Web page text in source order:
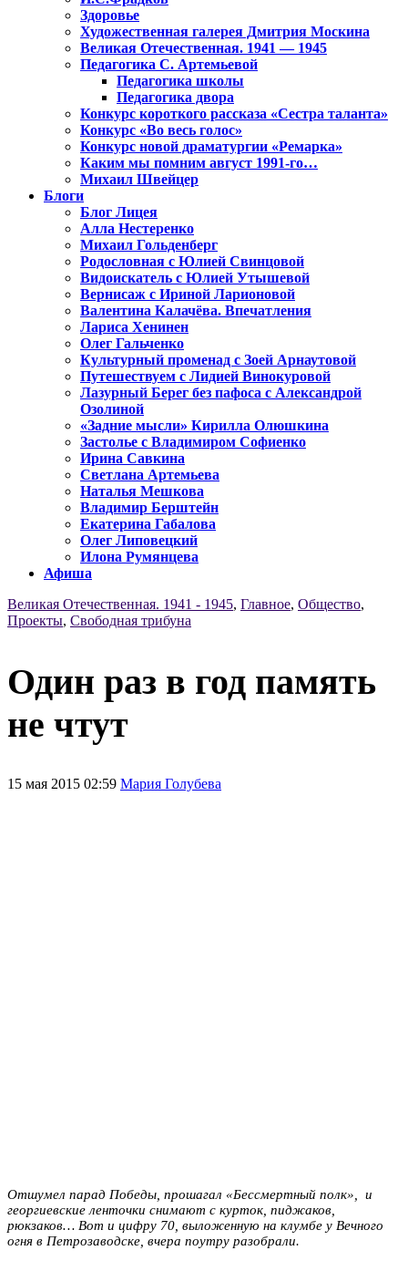
Здоровье
Художественная галерея Дмитрия Москина
Великая Отечественная. 1941 — 1945
Педагогика С. Артемьевой
Педагогика школы
Педагогика двора
Конкурс короткого рассказа «Сестра таланта»
Конкурс «Во весь голос»
Конкурс новой драматургии «Ремарка»
Каким мы помним август 1991-го…
Михаил Швейцер
Блоги
Блог Лицея
Алла Нестеренко
Михаил Гольденберг
Родословная с Юлией Свинцовой
Видоискатель с Юлией Утышевой
Вернисаж с Ириной Ларионовой
Валентина Калачёва. Впечатления
Лариса Хенинен
Олег Гальченко
Культурный променад с Зоей Арнаутовой
Путешествуем с Лидией Винокуровой
Лазурный Берег без пафоса с Александрой
Озолиной
«Задние мысли» Кирилла Олюшкина
Застолье с Владимиром Софиенко
Ирина Савкина
Светлана Артемьева
Наталья Мешкова
Владимир Берштейн
Екатерина Габалова
Олег Липовецкий
Илона Румянцева
Афиша
Великая Отечественная. 1941 - 1945, Главное, Общество,
Проекты, Свободная трибуна
Один раз в год память
не чтут
15 мая 2015 02:59 Мария Голубева
Отшумел парад Победы, прошагал «Бессмертный полк», и
георгиевские ленточки снимают с курток, пиджаков,
рюкзаков… Вот и цифру 70, выложенную на клумбе у Вечного
огня в Петрозаводске, вчера поутру разобрали.